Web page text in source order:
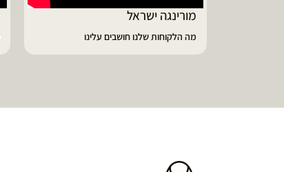
ממליץ על מוצרי מורינגה איכותיים
מבית מורינגה ישראל - כפר חיים